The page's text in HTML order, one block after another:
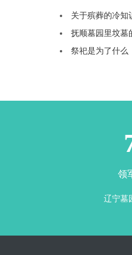
关于殡葬的冷知
抚顺墓园里坟墓
祭祀是为了什么
领
辽宁墓